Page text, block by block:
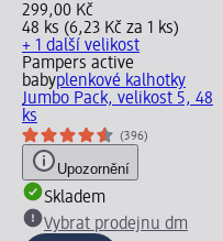
299,00 Kč
48 ks (6,23 Kč za 1 ks)
+ 1 další velikost
Pampers active
babyplenkové kalhotky
Jumbo Pack, velikost 5, 48
ks
(396)
Upozornění
Skladem
Vybrat prodejnu dm